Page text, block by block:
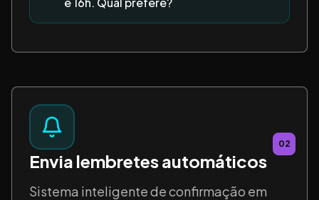
02
Envia lembretes automáticos
Sistema inteligente de confirmação em